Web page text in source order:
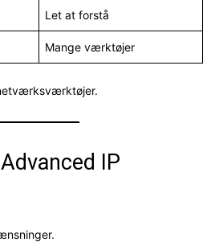
Let at forstå
Mange værktøjer
IP